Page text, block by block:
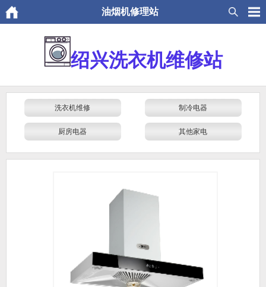
油烟机修理站
绍兴洗衣机维修站
洗衣机维修 制冷电器
厨房电器 其他家电